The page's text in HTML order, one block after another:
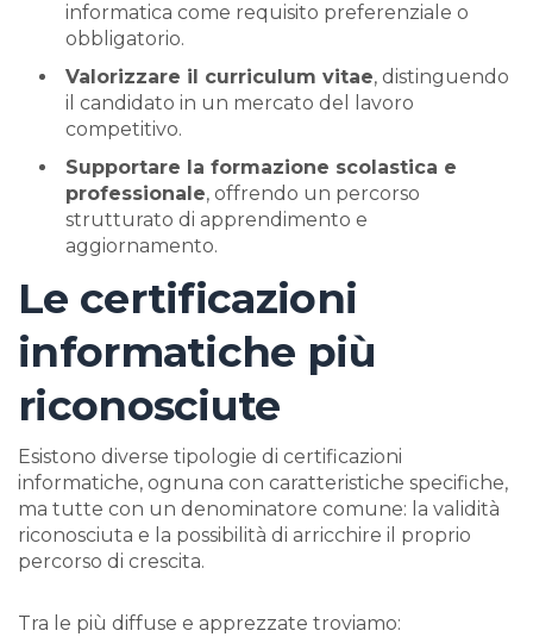
informatica come requisito preferenziale o
obbligatorio.
Valorizzare il curriculum vitae, distinguendo
il candidato in un mercato del lavoro
competitivo.
Supportare la formazione scolastica e
professionale, offrendo un percorso
strutturato di apprendimento e
aggiornamento.
Le certificazioni
informatiche più
riconosciute
Esistono diverse tipologie di certificazioni
informatiche, ognuna con caratteristiche specifiche,
ma tutte con un denominatore comune: la validità
riconosciuta e la possibilità di arricchire il proprio
percorso di crescita.
Tra le più diffuse e apprezzate troviamo: